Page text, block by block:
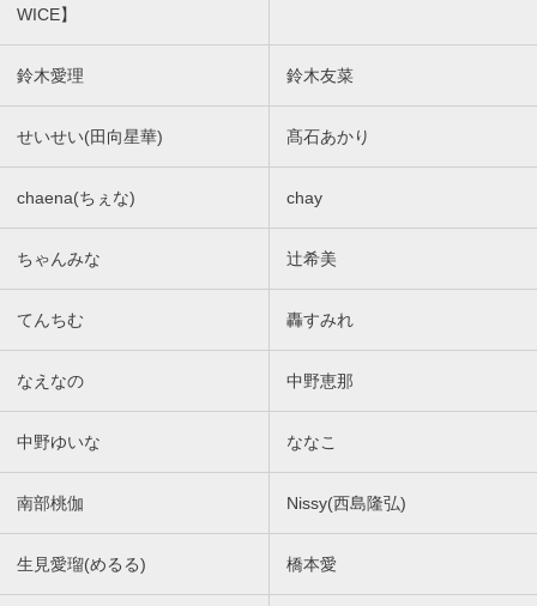
WICE】
鈴木愛理 鈴木友菜
せいせい(田向星華) 髙石あかり
chaena(ちぇな) chay
ちゃんみな 辻希美
てんちむ 轟すみれ
なえなの 中野恵那
中野ゆいな ななこ
南部桃伽 Nissy(西島隆弘)
生見愛瑠(めるる) 橋本愛